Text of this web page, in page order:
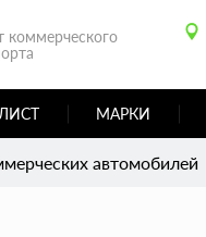
коммерческого
МАРКИ
автомобилей